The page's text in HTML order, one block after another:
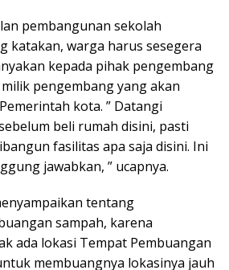
pembangunan sekolah
katakan, warga harus sesegera
kepada pihak pengembang
pengembang yang akan
kota. ” Datangi
beli rumah disini, pasti
fasilitas apa saja disini. Ini
jawabkan, ” ucapnya.
tentang
sampah, karena
ada lokasi Tempat Pembuangan
membuangnya lokasinya jauh